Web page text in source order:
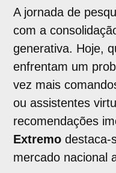
A jornada de
com a
generativa. Hoje,
enfrentam um
vez mais
ou assistentes
recomendações
Extremo destaca-
mercado nacional